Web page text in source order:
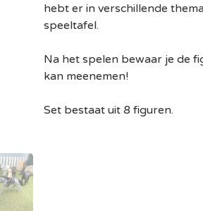
hebt er in verschillende
speeltafel.
Na het spelen bewaar je de
kan meenemen!
Set bestaat uit 8 figuren.